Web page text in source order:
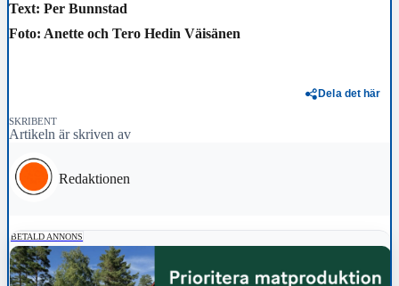
Text: Per Bunnstad
Foto: Anette och Tero Hedin Väisänen
Dela det här
SKRIBENT
Artikeln är skriven av
Redaktionen
BETALD ANNONS